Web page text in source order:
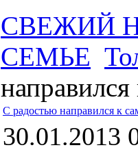
СВЕЖИЙ
СЕМЬЕ
С радостью направился к
30.01.2013